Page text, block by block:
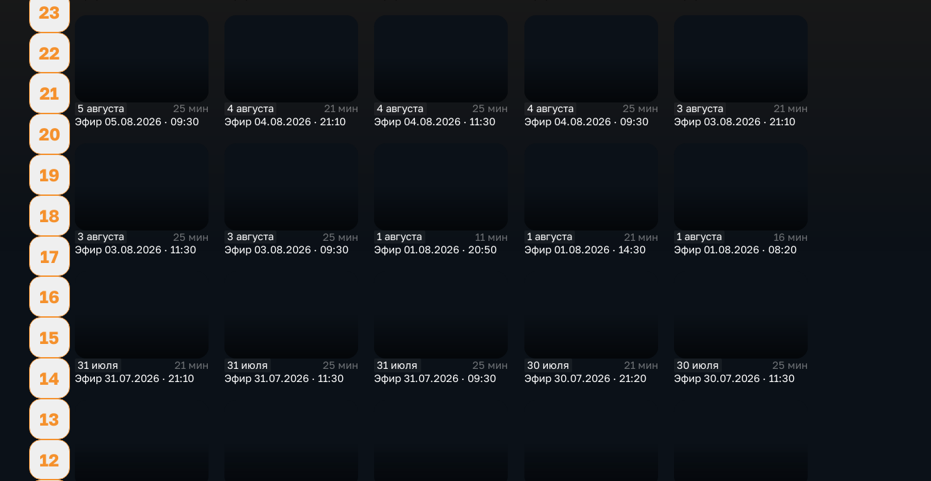
23
22
21
20
19
18
17
16
15
14
13
12
5 августа
25 мин
Эфир 05.08.2026 · 09:30
4 августа
21 мин
Эфир 04.08.2026 · 21:10
4 августа
25 мин
Эфир 04.08.2026 · 11:30
4 августа
25 мин
Эфир 04.08.2026 · 09:30
3 августа
21 мин
Эфир 03.08.2026 · 21:10
3 августа
25 мин
Эфир 03.08.2026 · 11:30
3 августа
25 мин
Эфир 03.08.2026 · 09:30
1 августа
11 мин
Эфир 01.08.2026 · 20:50
1 августа
21 мин
Эфир 01.08.2026 · 14:30
1 августа
16 мин
Эфир 01.08.2026 · 08:20
31 июля
21 мин
Эфир 31.07.2026 · 21:10
31 июля
25 мин
Эфир 31.07.2026 · 11:30
31 июля
25 мин
Эфир 31.07.2026 · 09:30
30 июля
21 мин
Эфир 30.07.2026 · 21:20
30 июля
25 мин
Эфир 30.07.2026 · 11:30